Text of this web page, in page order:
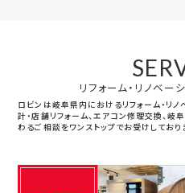
リフォーム・リノベー
ロビンは岐阜県内におけるリフォーム・リノ
計・店舗リフォーム、エアコン修理交換、岐
わるご相談をワンストップでお受けしており